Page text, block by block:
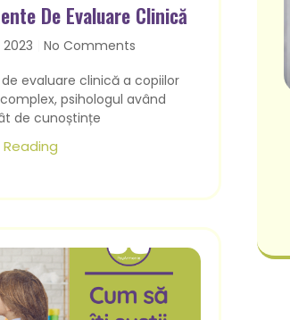
De Evaluare Clinică
2023
No Comments
evaluare clinică a copiilor
psihologul având
de cunoștințe